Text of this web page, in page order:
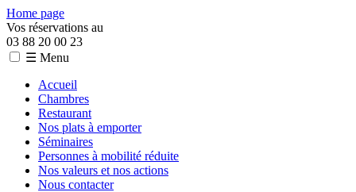
Home page
Vos réservations au
03 88 20 00 23
☰ Menu
Accueil
Chambres
Restaurant
Nos plats à emporter
Séminaires
Personnes à mobilité réduite
Nos valeurs et nos actions
Nous contacter